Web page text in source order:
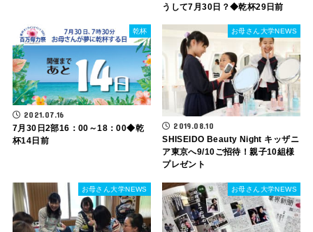
うして7月30日？◆乾杯29日前
乾杯
2021.07.16
7月30日2部16：00～18：00◆乾
杯14日前
お母さん大学NEWS
2019.08.10
SHISEIDO Beauty Night キッザニ
ア東京へ9/10ご招待！親子10組様
プレゼント
お母さん大学NEWS お母さん大学NEWS